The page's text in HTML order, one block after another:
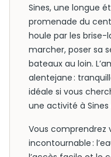
Sines, une longue
promenade du
houle par les
marcher, poser sa
bateaux au loin.
alentejane :
idéale si vous
une activité à
Vous comprendrez
incontournable :